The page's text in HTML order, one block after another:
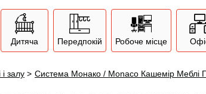
Дитяча Передпокій Робоче місце
залу > Система Монако / Monaco Кашемір Меблі